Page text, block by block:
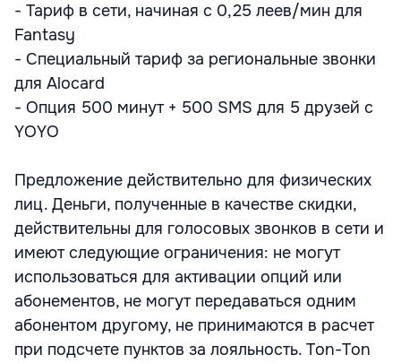
- Тариф в сети, начиная с 0,25 леев/мин для
Fantasy
- Специальный тариф за региональные звонки
для Alocard
- Опция 500 минут + 500 SMS для 5 друзей с
YOYO
Предложение действительно для физических
лиц. Деньги, полученные в качестве скидки,
действительны для голосовых звонков в сети и
имеют следующие ограничения: не могут
использоваться для активации опций или
абонементов, не могут передаваться одним
абонентом другому, не принимаются в расчет
при подсчете пунктов за лояльность. Ton-Ton